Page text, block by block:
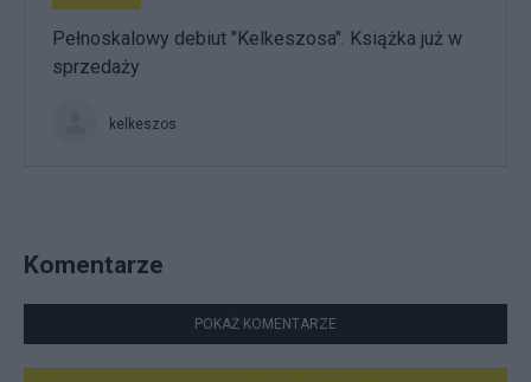
Pełnoskalowy debiut "Kelkeszosa". Książka już w
sprzedaży
kelkeszos
Komentarze
POKAŻ KOMENTARZE